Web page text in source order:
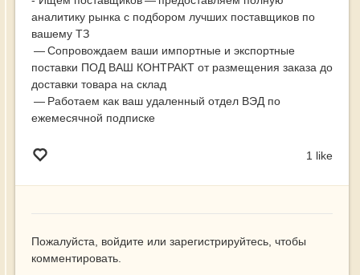
аналитику рынка с подбором лучших поставщиков по
вашему ТЗ
— Сопровождаем ваши импортные и экспортные
поставки ПОД ВАШ КОНТРАКТ от размещения заказа до
доставки товара на склад
— Работаем как ваш удаленный отдел ВЭД по
ежемесячной подписке
1 like
Пожалуйста, войдите или зарегистрируйтесь , чтобы
комментировать.